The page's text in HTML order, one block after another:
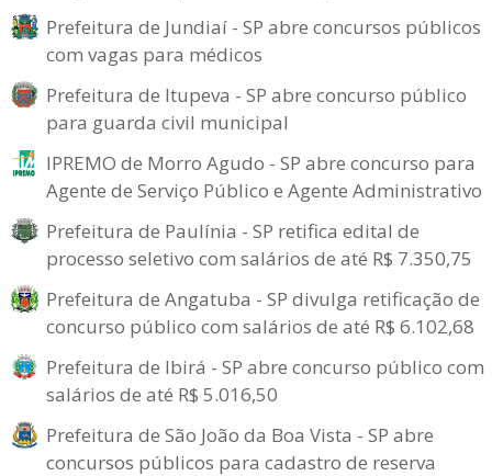
Prefeitura de Jundiaí - SP abre concursos públicos
com vagas para médicos
Prefeitura de Itupeva - SP abre concurso público
para guarda civil municipal
IPREMO de Morro Agudo - SP abre concurso para
Agente de Serviço Público e Agente Administrativo
Prefeitura de Paulínia - SP retifica edital de
processo seletivo com salários de até R$ 7.350,75
Prefeitura de Angatuba - SP divulga retificação de
concurso público com salários de até R$ 6.102,68
Prefeitura de Ibirá - SP abre concurso público com
salários de até R$ 5.016,50
Prefeitura de São João da Boa Vista - SP abre
concursos públicos para cadastro de reserva